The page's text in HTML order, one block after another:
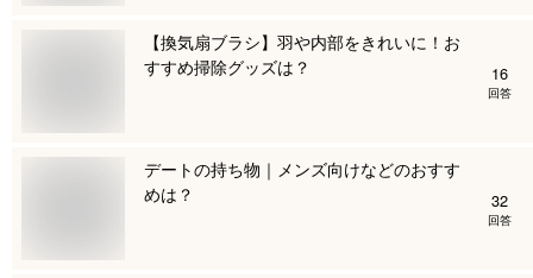
【換気扇ブラシ】羽や内部をきれいに！お
すすめ掃除グッズは？
16
回答
デートの持ち物｜メンズ向けなどのおすす
めは？
32
回答